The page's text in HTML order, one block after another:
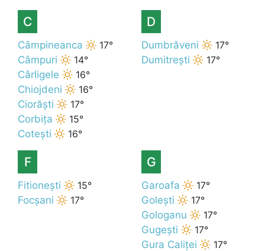
C
Câmpineanca
17°
Câmpuri
14°
Cârligele
16°
Chiojdeni
16°
Ciorăști
17°
Corbița
15°
Cotești
16°
D
Dumbrăveni
17°
Dumitrești
17°
F
Fitionești
15°
Focșani
17°
G
Garoafa
17°
Golești
17°
Gologanu
17°
Gugești
17°
Gura Caliței
17°